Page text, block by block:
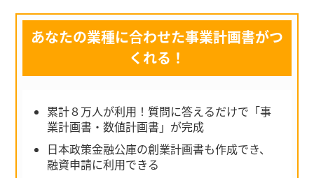
あなたの業種に合わせた事業計画書がつ
くれる！
累計８万人が利用！質問に答えるだけで「事
業計画書・数値計画書」が完成
日本政策金融公庫の創業計画書も作成でき、
融資申請に利用できる